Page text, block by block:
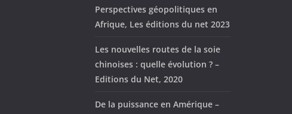
Perspectives géopolitiques en
Afrique, Les éditions du net 2023
Les nouvelles routes de la soie
chinoises : quelle évolution ? –
Editions du Net, 2020
De la puissance en Amérique –